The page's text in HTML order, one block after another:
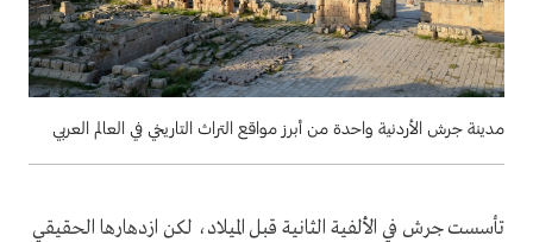
مدينة جرش الأردنية واحدة من أبرز مواقع التراث التاريخي في العالم العربي
تأسست جرش في الألفية الثانية قبل الميلاد، لكن ازدهارها الحقيقي